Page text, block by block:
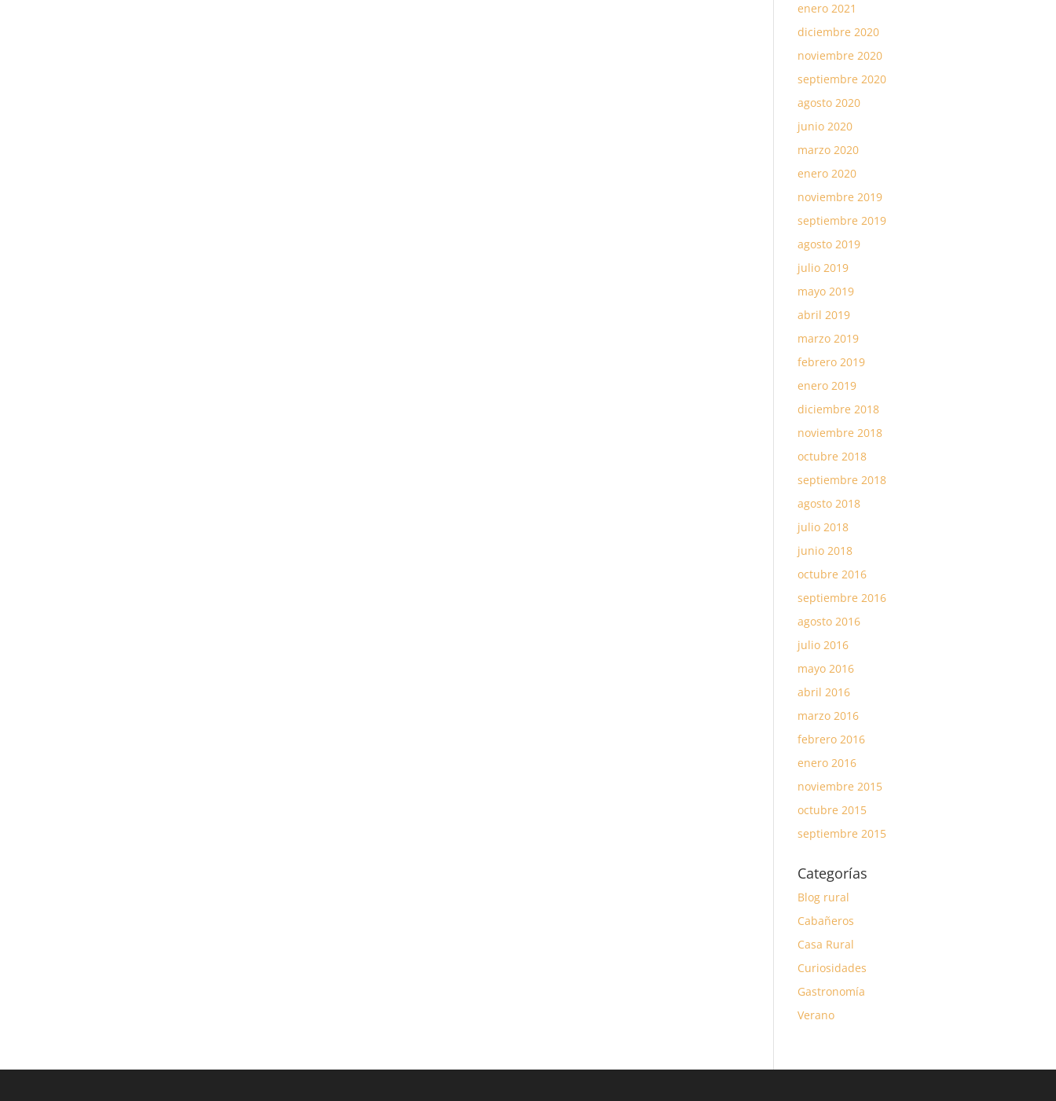
enero 2021
diciembre 2020
noviembre 2020
septiembre 2020
agosto 2020
junio 2020
marzo 2020
enero 2020
noviembre 2019
septiembre 2019
agosto 2019
julio 2019
mayo 2019
abril 2019
marzo 2019
febrero 2019
enero 2019
diciembre 2018
noviembre 2018
octubre 2018
septiembre 2018
agosto 2018
julio 2018
junio 2018
octubre 2016
septiembre 2016
agosto 2016
julio 2016
mayo 2016
abril 2016
marzo 2016
febrero 2016
enero 2016
noviembre 2015
octubre 2015
septiembre 2015
Categorías
Blog rural
Cabañeros
Casa Rural
Curiosidades
Gastronomía
Verano